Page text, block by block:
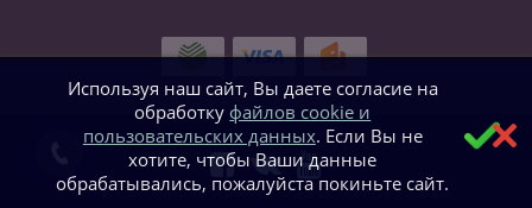
Используя наш сайт, Вы даете согласие на
обработкуфайлов cookie и
пользовательских данных. Если Вы не
хотите, чтобы Ваши данные
обрабатывались, пожалуйста покиньте сайт.